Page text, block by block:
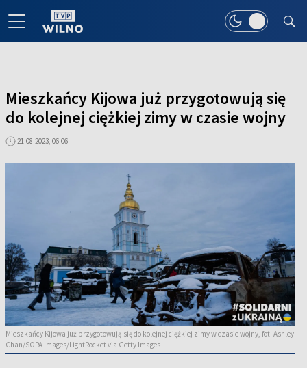
Mieszkańcy Kijowa już przygotowują się
do kolejnej ciężkiej zimy w czasie wojny
21.08.2023, 06:06
Mieszkańcy Kijowa już przygotowują się do kolejnej ciężkiej zimy w czasie wojny, fot. Ashley
Chan/SOPA Images/LightRocket via Getty Images